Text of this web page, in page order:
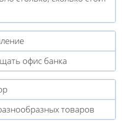
офис банка
товаров